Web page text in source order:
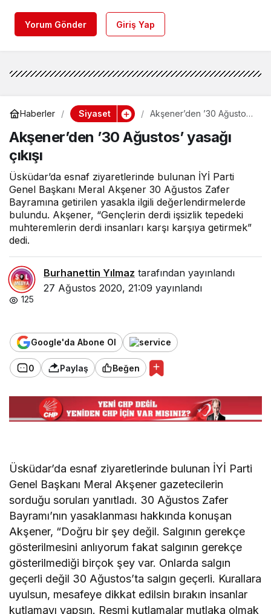
Yorum Gönder Giriş Yap
Haberler Siyaset
Akşener’den ’30 Ağustos’
Akşener’den ’30 Ağustos’ yasağı
çıkışı
Üsküdar’da esnaf ziyaretlerinde bulunan İYİ Parti
Genel Başkanı Meral Akşener 30 Ağustos Zafer
Bayramına getirilen yasakla ilgili değerlendirmelerde
bulundu. Akşener, “Gençlerin derdi işsizlik tepedeki
muhteremlerin derdi insanları karşı karşıya getirmek”
dedi.
Burhanettin Yılmaz tarafından yayınlandı
27 Ağustos 2020, 21:09 yayınlandı
125
Google'da Abone Ol
0 Paylaş Beğen
Üsküdar’da esnaf ziyaretlerinde bulunan İYİ Parti
Genel Başkanı Meral Akşener gazetecilerin
sorduğu soruları yanıtladı. 30 Ağustos Zafer
Bayramı’nın yasaklanması hakkında konuşan
Akşener, “Doğru bir şey değil. Salgının gerekçe
gösterilmesini anlıyorum fakat salgının gerekçe
gösterilmediği birçok şey var. Onlarda salgın
geçerli değil 30 Ağustos’ta salgın geçerli. Kurallara
uyulsun, mesafeye dikkat edilsin bırakın insanlar
kutlamayı yapsın. Resmi kutlamalar mutlaka olmak